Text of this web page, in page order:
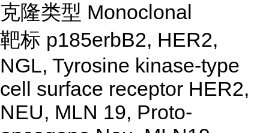
克隆类型 Monoclonal
靶标 p185erbB2, HER2,
NGL, Tyrosine kinase-type
cell surface receptor HER2,
NEU, MLN 19, Proto-